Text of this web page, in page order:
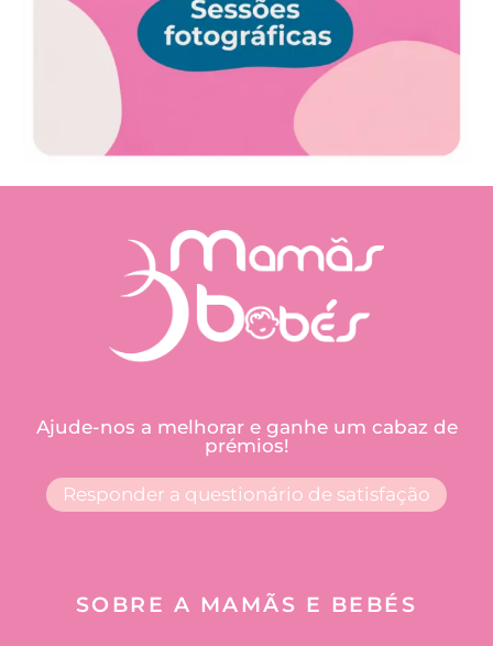
Ajude-nos a melhorar e ganhe um cabaz de
prémios!
Responder a questionário de satisfação
SOBRE A MAMÃS E BEBÉS